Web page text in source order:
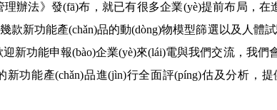
法》發(fā)布，就已有很多企業(yè)提前布局，在
款新功能產(chǎn)品的動(dòng)物模型篩選以及人體
歡迎新功能申報(bào)企業(yè)來(lái)電與我們交流，我
功能產(chǎn)品進(jìn)行全面評(píng)估及分析，